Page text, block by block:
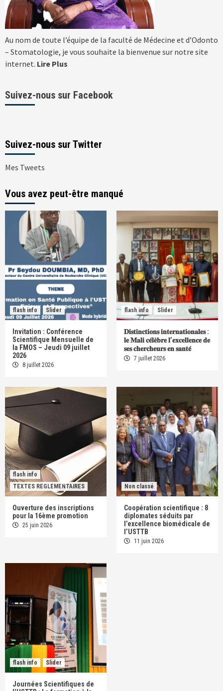
Au nom de toute l’équipe de la faculté de Médecine et d’Odonto
– Stomatologie, je vous souhaite la bienvenue sur notre site
internet. Lire Plus
Suivez-nous sur Facebook
Suivez-nous sur Twitter
Mes Tweets
Vous avez peut-être manqué
flash info Slider
Invitation : Conférence
Scientifique Mensuelle de
la FMOS – Jeudi 09 juillet
2026
8 juillet 2026
flash info Slider
𝐃𝐢𝐬𝐭𝐢𝐧𝐜𝐭𝐢𝐨𝐧𝐬 𝐢𝐧𝐭𝐞𝐫𝐧𝐚𝐭𝐢𝐨𝐧𝐚𝐥𝐞𝐬 :
𝐥𝐞 𝐌𝐚𝐥𝐢 𝐜𝐞́𝐥𝐞̀𝐛𝐫𝐞 𝐥’𝐞𝐱𝐜𝐞𝐥𝐥𝐞𝐧𝐜𝐞 𝐝𝐞
𝐬𝐞𝐬 𝐜𝐡𝐞𝐫𝐜𝐡𝐞𝐮𝐫𝐬 𝐞𝐧 𝐬𝐚𝐧𝐭𝐞́
7 juillet 2026
flash info
TEXTES REGLEMENTAIRES
Ouverture des inscriptions
pour la 16ème promotion
25 juin 2026
Non classé
Coopération scientifique : 8
diplomates séduits par
l’excellence biomédicale de
l’USTTB
11 juin 2026
flash info Slider
Journées Scientifiques de